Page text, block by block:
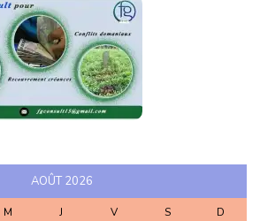
AOÛT 2026
M J V S D